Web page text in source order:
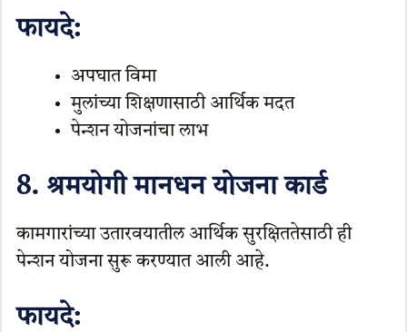
फायदे:
अपघात विमा
मुलांच्या शिक्षणासाठी आर्थिक मदत
पेन्शन योजनांचा लाभ
8. श्रमयोगी मानधन योजना कार्ड
कामगारांच्या उतारवयातील आर्थिक सुरक्षिततेसाठी ही
पेन्शन योजना सुरू करण्यात आली आहे.
फायदे: